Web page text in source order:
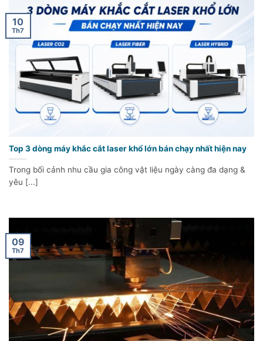
Top 3 dòng máy khắc cắt laser khổ lớn bán chạy nhất hiện nay
Trong bối cảnh nhu cầu gia công vật liệu ngày càng đa dạng &
yêu [...]
10
Th7
09
Th7